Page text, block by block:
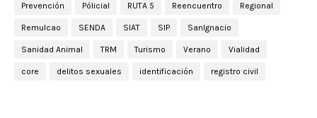
Prevención Pólicial RUTA 5 Reencuentro Regional
Remulcao SENDA SIAT SIP SanIgnacio
Sanidad Animal TRM Turismo Verano Vialidad
core delitos sexuales identificación registro civil